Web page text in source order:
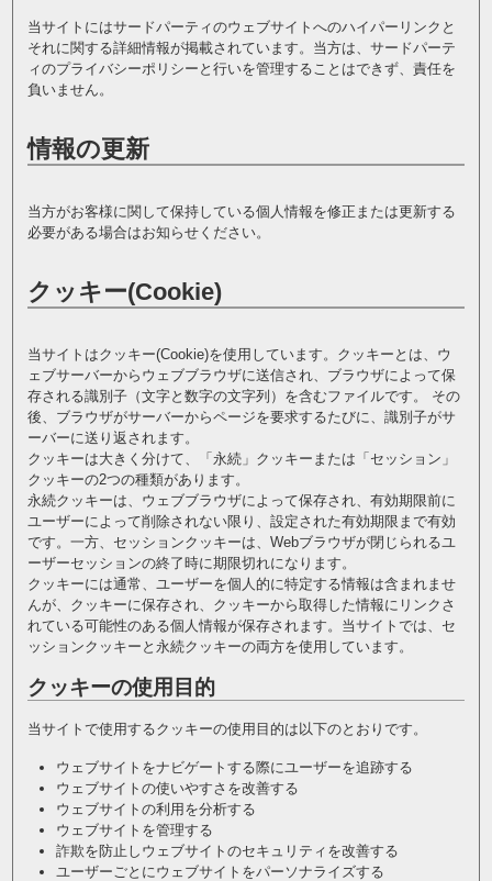
当サイトにはサードパーティのウェブサイトへのハイパーリンクと
それに関する詳細情報が掲載されています。当方は、サードパーテ
ィのプライバシーポリシーと行いを管理することはできず、責任を
負いません。
情報の更新
当方がお客様に関して保持している個人情報を修正または更新する
必要がある場合はお知らせください。
クッキー(Cookie)
当サイトはクッキー(Cookie)を使用しています。クッキーとは、ウ
ェブサーバーからウェブブラウザに送信され、ブラウザによって保
存される識別子（文字と数字の文字列）を含むファイルです。 その
後、ブラウザがサーバーからページを要求するたびに、識別子がサ
ーバーに送り返されます。
クッキーは大きく分けて、「永続」クッキーまたは「セッション」
クッキーの2つの種類があります。
永続クッキーは、ウェブブラウザによって保存され、有効期限前に
ユーザーによって削除されない限り、設定された有効期限まで有効
です。一方、セッションクッキーは、Webブラウザが閉じられるユ
ーザーセッションの終了時に期限切れになります。
クッキーには通常、ユーザーを個人的に特定する情報は含まれませ
んが、クッキーに保存され、クッキーから取得した情報にリンクさ
れている可能性のある個人情報が保存されます。当サイトでは、セ
ッションクッキーと永続クッキーの両方を使用しています。
クッキーの使用目的
当サイトで使用するクッキーの使用目的は以下のとおりです。
ウェブサイトをナビゲートする際にユーザーを追跡する
ウェブサイトの使いやすさを改善する
ウェブサイトの利用を分析する
ウェブサイトを管理する
詐欺を防止しウェブサイトのセキュリティを改善する
ユーザーごとにウェブサイトをパーソナライズする